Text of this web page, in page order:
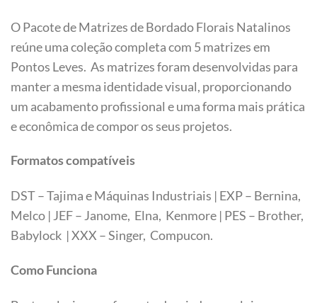
O Pacote de Matrizes de Bordado Florais Natalinos
reúne uma coleção completa com 5 matrizes em
Pontos Leves. As matrizes foram desenvolvidas para
manter a mesma identidade visual, proporcionando
um acabamento profissional e uma forma mais prática
e econômica de compor os seus projetos.
Formatos compatíveis
DST – Tajima e Máquinas Industriais | EXP – Bernina,
Melco | JEF – Janome, Elna, Kenmore | PES – Brother,
Babylock | XXX – Singer, Compucon.
Como Funciona